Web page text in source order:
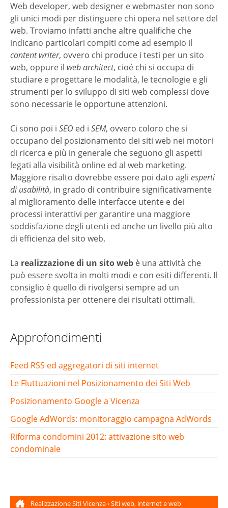
Web developer, web designer e webmaster non sono
gli unici modi per distinguere chi opera nel settore del
web. Troviamo infatti anche altre qualifiche che
indicano particolari compiti come ad esempio il
content writer, ovvero chi produce i testi per un sito
web, oppure il web architect, cioé chi si occupa di
studiare e progettare le modalità, le tecnologie e gli
strumenti per lo sviluppo di siti web complessi dove
sono necessarie le opportune attenzioni.
Ci sono poi i SEO ed i SEM, ovvero coloro che si
occupano del posizionamento dei siti web nei motori
di ricerca e più in generale che seguono gli aspetti
legati alla visibilità online ed al web marketing.
Maggiore risalto dovrebbe essere poi dato agli esperti
di usabilità, in grado di contribuire significativamente
al miglioramento delle interfacce utente e dei
processi interattivi per garantire una maggiore
soddisfazione degli utenti ed anche un livello più alto
di efficienza del sito web.
La realizzazione di un sito web è una attività che
può essere svolta in molti modi e con esiti differenti. Il
consiglio è quello di rivolgersi sempre ad un
professionista per ottenere dei risultati ottimali.
Approfondimenti
Feed RSS ed aggregatori di siti internet
Le Fluttuazioni nel Posizionamento dei Siti Web
Posizionamento Google a Vicenza
Google AdWords: monitoraggio campagna AdWords
Riforma condomini 2012: attivazione sito web
condominale
Realizzazione Siti Vicenza›Siti web, internet e web